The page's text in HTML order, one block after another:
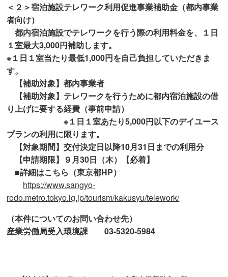
＜２＞宿泊施設テレワーク利用促進事業補助金（都内事業
者向け）
都内宿泊施設でテレワークを行う際の利用料金を、１日
１室最大3,000円補助します。
※１日１室当たり最低1,000円を自己負担していただきま
す。
【補助対象】都内事業者
【補助対象】テレワークを行うために都内宿泊施設の借
り上げに要する経費（事前申請）
※１日１室あたり5,000円以下のデイユース
プランの利用に限ります。
【対象期間】交付決定日以降10月31日までの利用分
【申請期限】９月30日（木）【必着】
■詳細はこちら（東京都HP）
https://www.sangyo-
rodo.metro.tokyo.lg.jp/tourism/kakusyu/telework/
（本件についてのお問い合わせ先）
産業労働局受入環境課 03-5320-5984